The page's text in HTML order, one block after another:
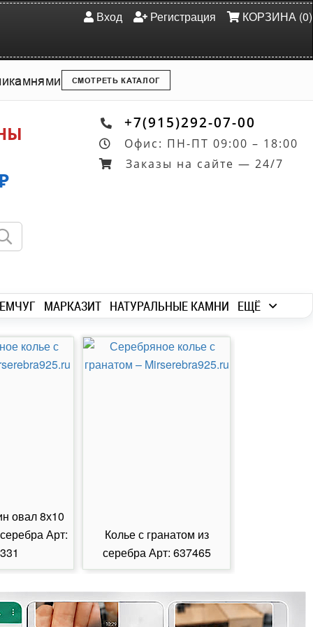
Вход Регистрация КОРЗИНА (0)
камнями СМОТРЕТЬ КАТАЛОГ
+7(915)292-07-00
Офис: ПН-ПТ 09:00 – 18:00
Заказы на сайте — 24/7
МАРКАЗИТ НАТУРАЛЬНЫЕ КАМНИ ЕЩЁ
овал 8х10
Арт:
Колье с гранатом из
серебра Арт: 637465